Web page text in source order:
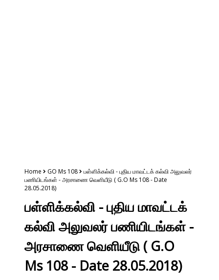
Home GO Ms 108
பள்ளிக்கல்வி - புதிய மாவட்டக் கல்வி அலுவலர்
பணியிடங்கள் - அரசாணை வெளியீடு ( G.O Ms 108 - Date
28.05.2018)
பள்ளிக்கல்வி - புதிய மாவட்டக்
கல்வி அலுவலர் பணியிடங்கள் -
அரசாணை வெளியீடு ( G.O
Ms 108 - Date 28.05.2018)